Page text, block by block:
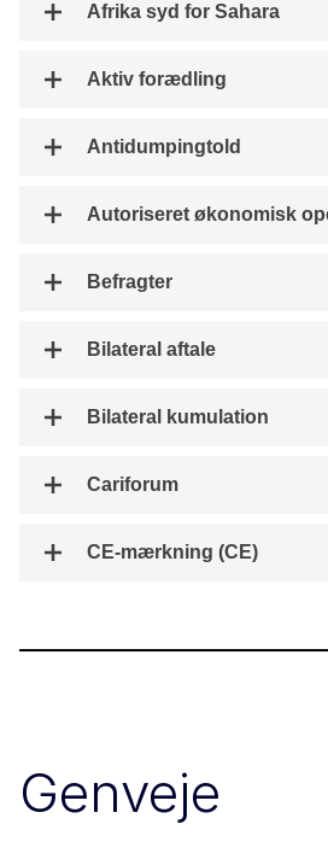
Afrika syd for Sahara
Aktiv forædling
Antidumpingtold
Autoriseret økonomisk
Befragter
Bilateral aftale
Bilateral kumulation
Cariforum
CE-mærkning (CE)
Genveje